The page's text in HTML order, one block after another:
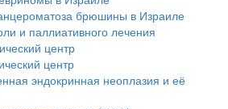
брюшины в Израиле
и паллиативного лечения
центр
центр
эндокринная неоплазия и её